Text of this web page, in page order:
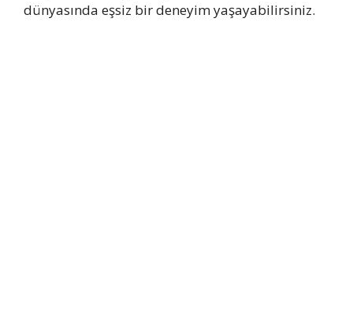
dünyasında eşsiz bir deneyim yaşayabilirsiniz.